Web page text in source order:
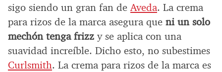
sigo siendo un gran fan deAveda. La crema
para rizos de la marca asegura que ni un solo
mechón tenga frizz y se aplica con una
suavidad increíble. Dicho esto, no subestimes
Curlsmith. La crema para rizos de la marca es